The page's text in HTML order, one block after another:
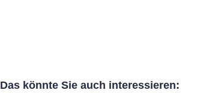
Das könnte Sie auch interessieren: